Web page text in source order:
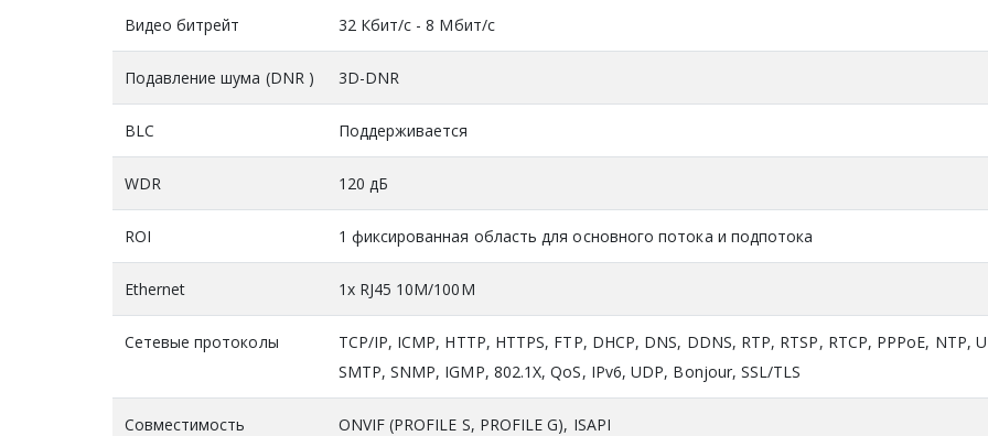
Видео битрейт 32 Кбит/с - 8 Mбит/с
Подавление шума (DNR ) 3D-DNR
BLC Поддерживается
WDR 120 дБ
ROI 1 фиксированная область для основного потока и подпотока
Ethernet 1x RJ45 10M/100M
Сетевые протоколы
TCP/IP, ICMP, HTTP, HTTPS, FTP, DHCP, DNS, DDNS, RTP, RTSP, RTCP, PPPoE, NTP,
SMTP, SNMP, IGMP, 802.1X, QoS, IPv6, UDP, Bonjour, SSL/TLS
Совместимость ONVIF (PROFILE S, PROFILE G), ISAPI